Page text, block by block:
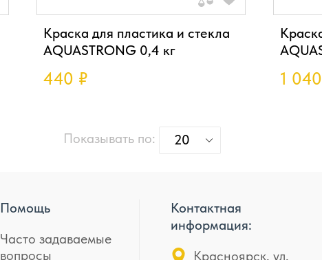
Краска для пластика и стекла
AQUASTRONG 0,4 кг
440 ₽ 1 040
Показывать по: 20
Помощь
Часто задаваемые
вопросы
Контактная
информация:
Красноярск, ул.